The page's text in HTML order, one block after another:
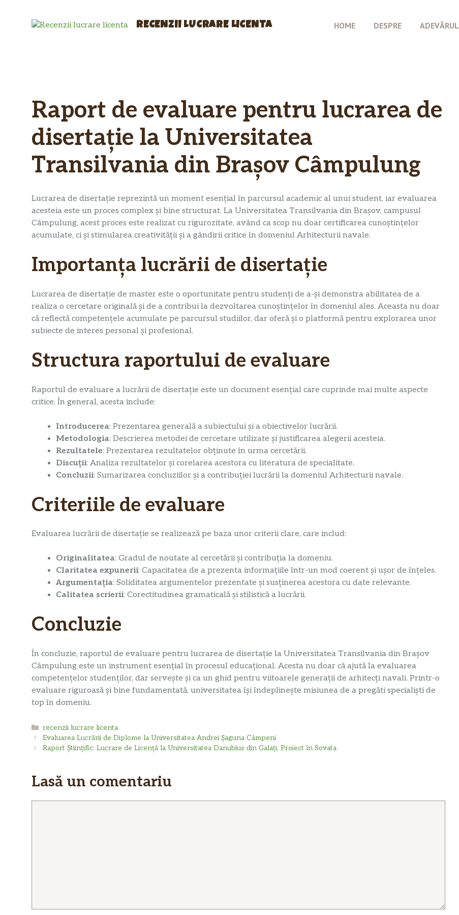
RECENZII LUCRARE LICENTA HOME DESPRE ADEVĂRUL
Raport de evaluare pentru lucrarea de
disertație la Universitatea
Transilvania din Brașov Câmpulung
Lucrarea de disertație reprezintă un moment esențial în parcursul academic al unui student, iar evaluarea
acesteia este un proces complex și bine structurat. La Universitatea Transilvania din Brașov, campusul
Câmpulung, acest proces este realizat cu rigurozitate, având ca scop nu doar certificarea cunoștințelor
acumulate, ci și stimularea creativității și a gândirii critice în domeniul Arhitecturii navale.
Importanța lucrării de disertație
Lucrarea de disertație de master este o oportunitate pentru studenți de a-și demonstra abilitatea de a
realiza o cercetare originală și de a contribui la dezvoltarea cunoștințelor în domeniul ales. Aceasta nu doar
că reflectă competențele acumulate pe parcursul studiilor, dar oferă și o platformă pentru explorarea unor
subiecte de interes personal și profesional.
Structura raportului de evaluare
Raportul de evaluare a lucrării de disertație este un document esențial care cuprinde mai multe aspecte
critice. În general, acesta include:
Introducerea: Prezentarea generală a subiectului și a obiectivelor lucrării.
Metodologia: Descrierea metodei de cercetare utilizate și justificarea alegerii acesteia.
Rezultatele: Prezentarea rezultatelor obținute în urma cercetării.
Discuții: Analiza rezultatelor și corelarea acestora cu literatura de specialitate.
Concluzii: Sumarizarea concluziilor și a contribuției lucrării la domeniul Arhitecturii navale.
Criteriile de evaluare
Evaluarea lucrării de disertație se realizează pe baza unor criterii clare, care includ:
Originalitatea: Gradul de noutate al cercetării și contribuția la domeniu.
Claritatea expunerii: Capacitatea de a prezenta informațiile într-un mod coerent și ușor de înțeles.
Argumentația: Soliditatea argumentelor prezentate și susținerea acestora cu date relevante.
Calitatea scrierii: Corectitudinea gramaticală și stilistică a lucrării.
Concluzie
În concluzie, raportul de evaluare pentru lucrarea de disertație la Universitatea Transilvania din Brașov
Câmpulung este un instrument esențial în procesul educațional. Acesta nu doar că ajută la evaluarea
competențelor studenților, dar servește și ca un ghid pentru viitoarele generații de arhitecți navali. Printr-o
evaluare riguroasă și bine fundamentată, universitatea își îndeplinește misiunea de a pregăti specialiști de
top în domeniu.
Categorii
recenzii lucrare licenta
Evaluarea Lucrării de Diplome la Universitatea Andrei Șaguna Câmpeni
Raport Științific: Lucrare de Licență la Universitatea Danubius din Galați, Proiect în Sovata
Lasă un comentariu